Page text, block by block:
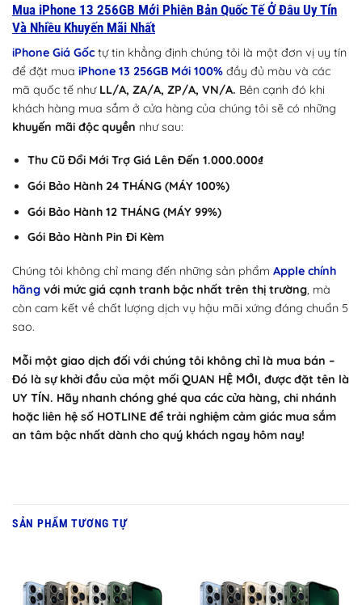
Mua iPhone 13 256GB Mới Phiên Bản Quốc Tế Ở Đâu Uy Tín
Và Nhiều Khuyến Mãi Nhất
iPhone Giá Gốc tự tin khẳng định chúng tôi là một đơn vị uy tín
để đặt mua iPhone 13 256GB Mới 100% đầy đủ màu và các
mã quốc tế như LL/A, ZA/A, ZP/A, VN/A. Bên cạnh đó khi
khách hàng mua sắm ở cửa hàng của chúng tôi sẽ có những
khuyến mãi độc quyền như sau:
Thu Cũ Đổi Mới Trợ Giá Lên Đến 1.000.000₫
Gói Bảo Hành 24 THÁNG (MÁY 100%)
Gói Bảo Hành 12 THÁNG (MÁY 99%)
Gói Bảo Hành Pin Đi Kèm
Chúng tôi không chỉ mang đến những sản phẩm Apple chính
hãng với mức giá cạnh tranh bậc nhất trên thị trường, mà
còn cam kết về chất lượng dịch vụ hậu mãi xứng đáng chuẩn 5
sao.
Mỗi một giao dịch đối với chúng tôi không chỉ là mua bán –
Đó là sự khởi đầu của một mối QUAN HỆ MỚI, được đặt tên là
UY TÍN. Hãy nhanh chóng ghé qua các cửa hàng, chi nhánh
hoặc liên hệ số HOTLINE để trải nghiệm cảm giác mua sắm
an tâm bậc nhất dành cho quý khách ngay hôm nay!
SẢN PHẨM TƯƠNG TỰ